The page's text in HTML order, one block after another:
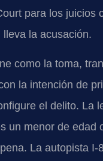
para los juicios
la acusación.
como la toma,
la intención de
el delito. La
un menor de
La autopista